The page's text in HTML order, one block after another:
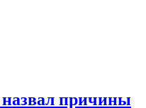
причины